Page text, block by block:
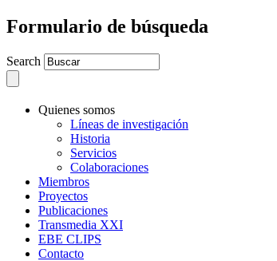
Formulario de búsqueda
Search
Quienes somos
Líneas de investigación
Historia
Servicios
Colaboraciones
Miembros
Proyectos
Publicaciones
Transmedia XXI
EBE CLIPS
Contacto